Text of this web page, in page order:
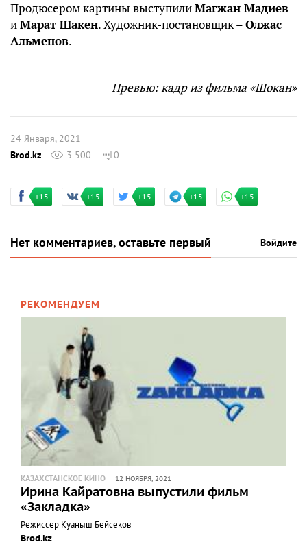
Продюсером картины выступилиМагжан Мадиев
иМарат Шакен. Художник-постановщик –Олжас
Альменов.
Превью: кадр из фильма «Шокан»
24 Января, 2021
Brod.kz
3 500 0
+15 +15 +15 +15 +15
Нет комментариев, оставьте первый Войдите
РЕКОМЕНДУЕМ
КАЗАХСТАНСКОЕ КИНО 12 НОЯБРЯ, 2021
Ирина Кайратовна выпустили фильм
«Закладка»
Режиссер Куаныш Бейсеков
Brod.kz